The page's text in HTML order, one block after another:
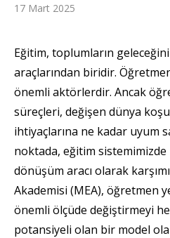
17 Mart 2025
Eğitim, toplumların
araçlarından biridir.
önemli aktörlerdir. Ancak
süreçleri, değişen dünya
ihtiyaçlarına ne kadar uyum
noktada, eğitim
dönüşüm aracı olarak
Akademisi (MEA), öğretmen
önemli ölçüde değiştirmeyi
potansiyeli olan bir model